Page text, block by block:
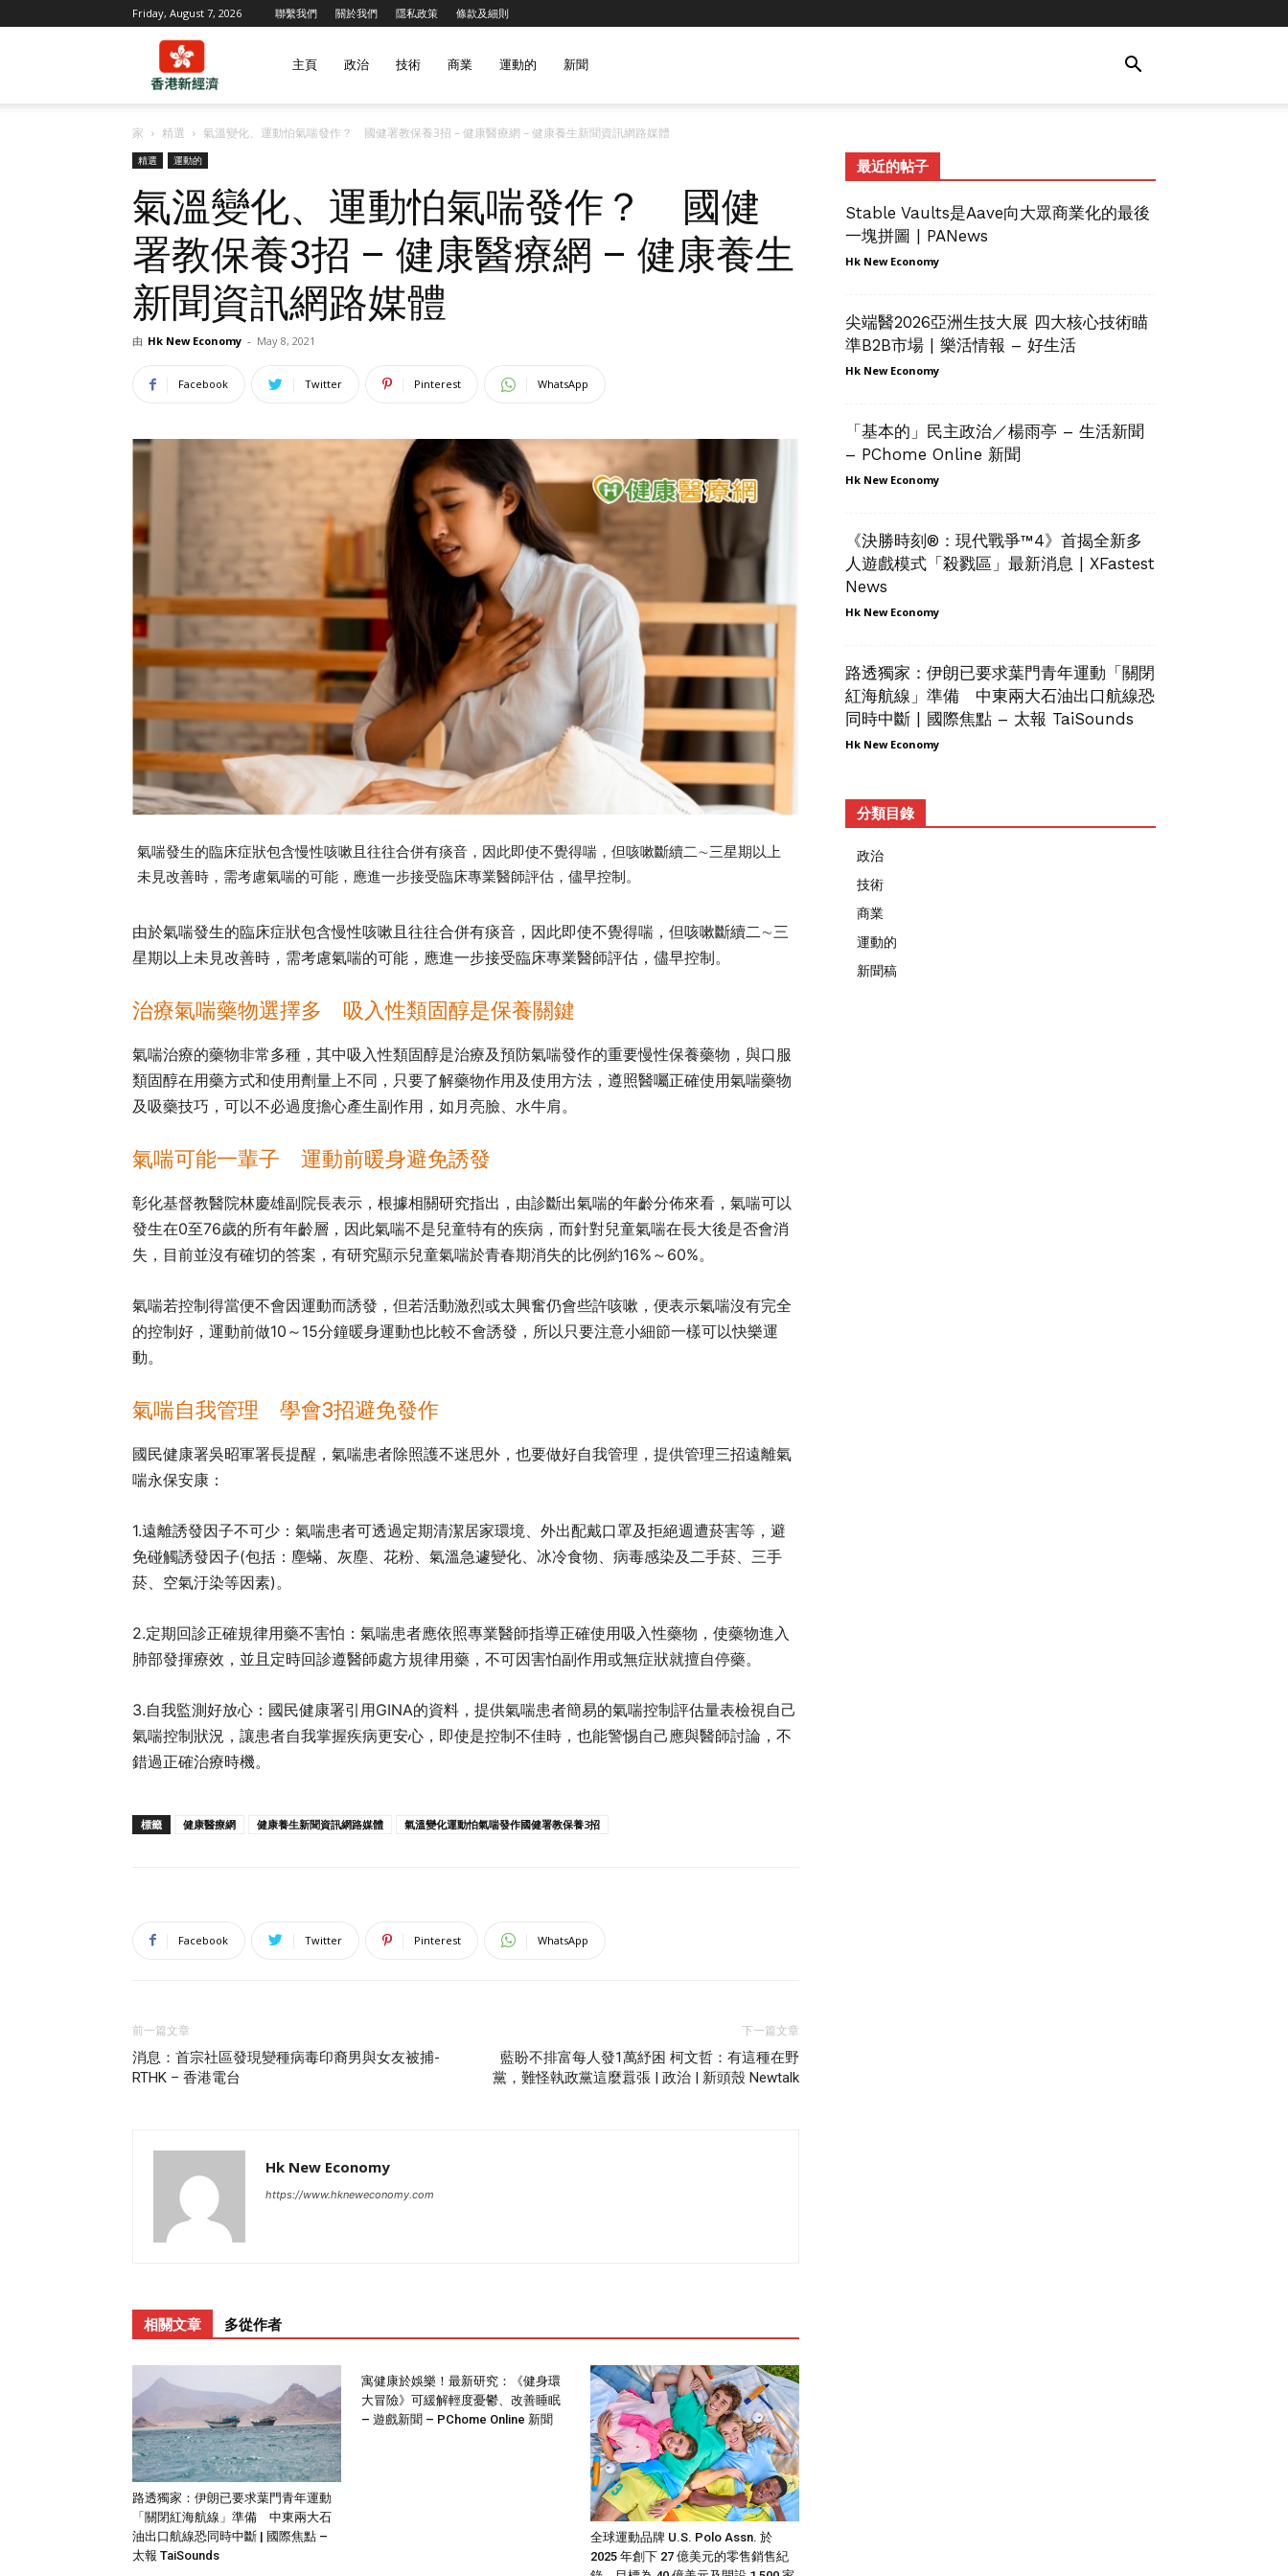
Friday, August 7, 2026 聯繫我們 關於我們 隱私政策 條款及細則
港
新
經
主頁 政治 技術 商業 運動的 新聞
家 精選 氣溫變化、運動怕氣喘發作？ 國健署教保養3招 – 健康醫療網 – 健康養生新聞資訊網路媒體
精選 運動的
氣溫變化、運動怕氣喘發作？ 國健
署教保養3招 – 健康醫療網 – 健康養生
新聞資訊網路媒體
由 Hk New Economy - May 8, 2021
Facebook Twitter Pinterest WhatsApp
氣喘發生的臨床症狀包含慢性咳嗽且往往合併有痰音，因此即使不覺得喘，但咳嗽斷續二∼三星期以上
未見改善時，需考慮氣喘的可能，應進一步接受臨床專業醫師評估，儘早控制。
由於氣喘發生的臨床症狀包含慢性咳嗽且往往合併有痰音，因此即使不覺得喘，但咳嗽斷續二∼三
星期以上未見改善時，需考慮氣喘的可能，應進一步接受臨床專業醫師評估，儘早控制。
治療氣喘藥物選擇多 吸入性類固醇是保養關鍵
氣喘治療的藥物非常多種，其中吸入性類固醇是治療及預防氣喘發作的重要慢性保養藥物，與口服
類固醇在用藥方式和使用劑量上不同，只要了解藥物作用及使用方法，遵照醫囑正確使用氣喘藥物
及吸藥技巧，可以不必過度擔心產生副作用，如月亮臉、水牛肩。
氣喘可能一輩子 運動前暖身避免誘發
彰化基督教醫院林慶雄副院長表示，根據相關研究指出，由診斷出氣喘的年齡分佈來看，氣喘可以
發生在0至76歲的所有年齡層，因此氣喘不是兒童特有的疾病，而針對兒童氣喘在長大後是否會消
失，目前並沒有確切的答案，有研究顯示兒童氣喘於青春期消失的比例約16%～60%。
氣喘若控制得當便不會因運動而誘發，但若活動激烈或太興奮仍會些許咳嗽，便表示氣喘沒有完全
的控制好，運動前做10～15分鐘暖身運動也比較不會誘發，所以只要注意小細節一樣可以快樂運
動。
氣喘自我管理 學會3招避免發作
國民健康署吳昭軍署長提醒，氣喘患者除照護不迷思外，也要做好自我管理，提供管理三招遠離氣
喘永保安康：
1.遠離誘發因子不可少： 氣喘患者可透過定期清潔居家環境、外出配戴口罩及拒絕週遭菸害等，避
免碰觸誘發因子(包括：塵蟎、灰塵、花粉、氣溫急遽變化、冰冷食物、病毒感染及二手菸、三手
菸、空氣汙染等因素)。
2.定期回診正確規律用藥不害怕： 氣喘患者應依照專業醫師指導正確使用吸入性藥物，使藥物進入
肺部發揮療效，並且定時回診遵醫師處方規律用藥，不可因害怕副作用或無症狀就擅自停藥。
3.自我監測好放心： 國民健康署引用GINA的資料，提供氣喘患者簡易的氣喘控制評估量表檢視自己
氣喘控制狀況，讓患者自我掌握疾病更安心，即使是控制不佳時，也能警惕自己應與醫師討論，不
錯過正確治療時機。
標籤 健康醫療網 健康養生新聞資訊網路媒體 氣溫變化運動怕氣喘發作國健署教保養3招
Facebook Twitter Pinterest WhatsApp
前一篇文章
消息：首宗社區發現變種病毒印裔男與女友被捕-
RTHK – 香港電台
下一篇文章
藍盼不排富每人發1萬紓困 柯文哲：有這種在野
黨，難怪執政黨這麼囂張 | 政治 | 新頭殼 Newtalk
Hk New Economy
https://www.hkneweconomy.com
相關文章 多從作者
路透獨家：伊朗已要求葉門青年運動
「關閉紅海航線」準備 中東兩大石
油出口航線恐同時中斷 | 國際焦點 –
太報 TaiSounds
寓健康於娛樂！最新研究：《健身環
大冒險》可緩解輕度憂鬱、改善睡眠
– 遊戲新聞 – PChome Online 新聞
全球運動品牌 U.S. Polo Assn. 於
2025 年創下 27 億美元的零售銷售紀
最近的帖子
Stable Vaults是Aave向大眾商業化的最後
一塊拼圖 | PANews
Hk New Economy
尖端醫2026亞洲生技大展 四大核心技術瞄
準B2B市場 | 樂活情報 – 好生活
Hk New Economy
「基本的」民主政治／楊雨亭 – 生活新聞
– PChome Online 新聞
Hk New Economy
《決勝時刻®：現代戰爭™4》首揭全新多
人遊戲模式「殺戮區」最新消息 | XFastest
News
Hk New Economy
路透獨家：伊朗已要求葉門青年運動「關閉
紅海航線」準備 中東兩大石油出口航線恐
同時中斷 | 國際焦點 – 太報 TaiSounds
Hk New Economy
分類目錄
政治
技術
商業
運動的
新聞稿